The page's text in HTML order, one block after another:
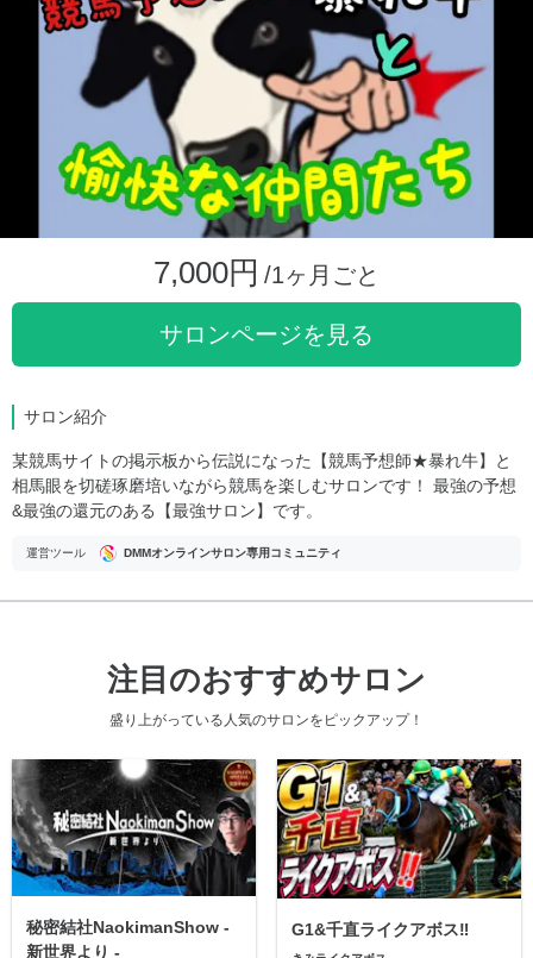
7,000円 /1ヶ月ごと
サロンページを見る
サロン紹介
某競馬サイトの掲示板から伝説になった【競馬予想師★暴れ牛】と
相馬眼を切磋琢磨培いながら競馬を楽しむサロンです！ 最強の予想
&最強の還元のある【最強サロン】です。
運営ツール DMMオンラインサロン専用コミュニティ
注目のおすすめサロン
盛り上がっている人気のサロンをピックアップ！
秘密結社NaokimanShow -
新世界より -
G1&千直ライクアボス‼️